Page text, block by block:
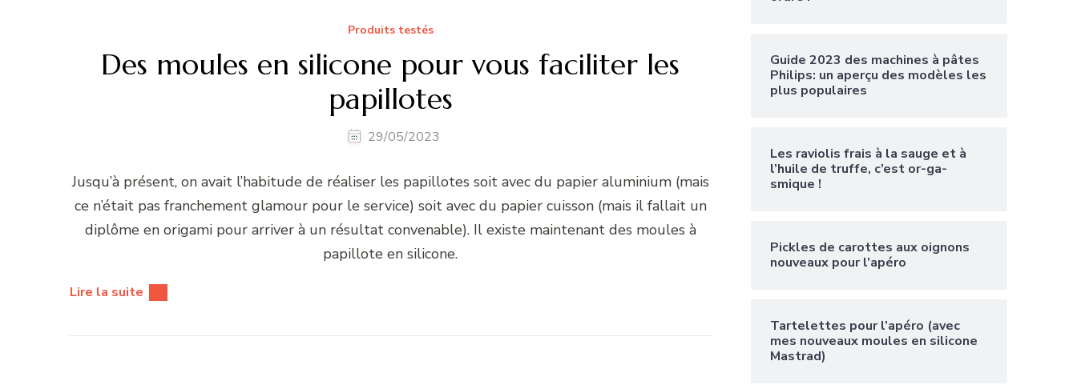
Produits testés
Des moules en silicone pour vous faciliter les
papillotes
29/05/2023
Jusqu’à présent, on avait l’habitude de réaliser les papillotes soit avec du papier aluminium (mais
ce n’était pas franchement glamour pour le service) soit avec du papier cuisson (mais il fallait un
diplôme en origami pour arriver à un résultat convenable). Il existe maintenant des moules à
papillote en silicone.
Lire la suite
Guide 2023 des machines à pâtes
Philips: un aperçu des modèles les
plus populaires
Les raviolis frais à la sauge et à
l’huile de truffe, c’est or-ga-
smique !
Pickles de carottes aux oignons
nouveaux pour l’apéro
Tartelettes pour l’apéro (avec
mes nouveaux moules en silicone
Mastrad)